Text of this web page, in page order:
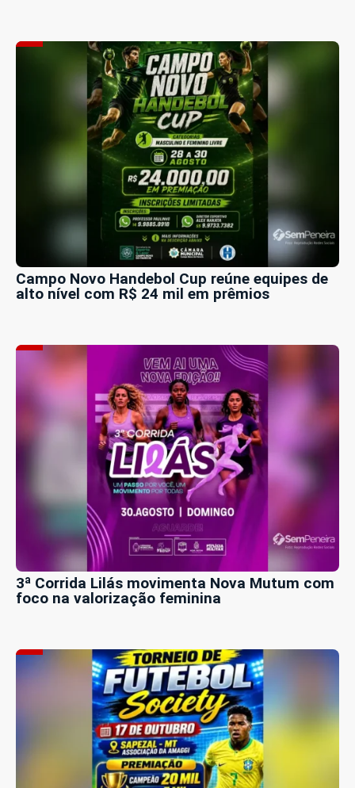
Campo Novo Handebol Cup reúne equipes de
alto nível com R$ 24 mil em prêmios
3ª Corrida Lilás movimenta Nova Mutum com
foco na valorização feminina